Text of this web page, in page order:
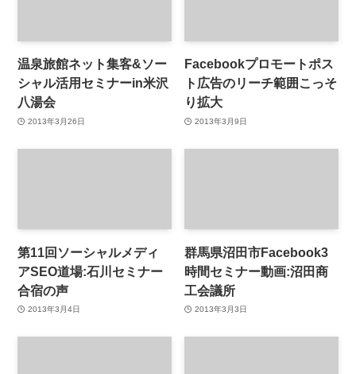
温泉旅館ネット集客&ソー
シャル活用セミナーin米沢
八湯会
2013年3月26日
Facebookプロモートポス
ト広告のリーチ範囲こっそ
り拡大
2013年3月9日
第11回ソーシャルメディ
アSEO道場:石川セミナー
合宿の声
2013年3月4日
群馬県沼田市Facebook3
時間セミナー動画:沼田商
工会議所
2013年3月3日